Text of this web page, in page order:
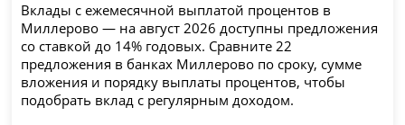
Вклады с ежемесячной выплатой процентов в
Миллерово — на август 2026 доступны предложения
со ставкой до 14% годовых. Сравните 22
предложения в банках Миллерово по сроку, сумме
вложения и порядку выплаты процентов, чтобы
подобрать вклад с регулярным доходом.